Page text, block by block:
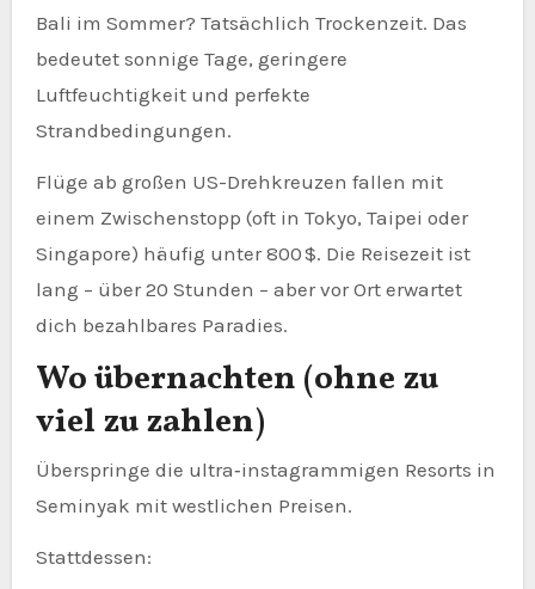
Bali im Sommer? Tatsächlich Trockenzeit. Das
bedeutet sonnige Tage, geringere
Luftfeuchtigkeit und perfekte
Strandbedingungen.
Flüge ab großen US-Drehkreuzen fallen mit
einem Zwischenstopp (oft in Tokyo, Taipei oder
Singapore) häufig unter 800 $. Die Reisezeit ist
lang – über 20 Stunden – aber vor Ort erwartet
dich bezahlbares Paradies.
Wo übernachten (ohne zu
viel zu zahlen)
Überspringe die ultra‑instagrammigen Resorts in
Seminyak mit westlichen Preisen.
Stattdessen: